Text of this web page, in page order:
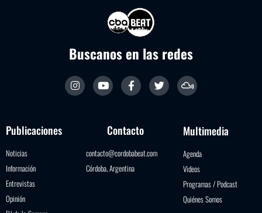
Buscanos en las redes
Publicaciones
Noticias
Información
Entrevistas
Opinión
Contacto
contacto@cordobabeat.com
Córdoba, Argentina
Multimedia
Agenda
Videos
Programas / Podcast
Quiénes Somos